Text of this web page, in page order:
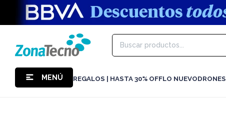
MENÚ REGALOS | HASTA 30% OFFLO NUEVODRONES